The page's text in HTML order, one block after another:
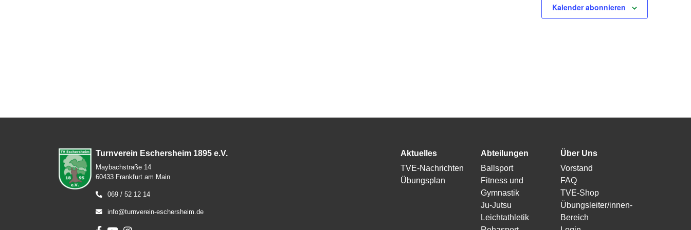
Kalender abonnieren
Turnverein Eschersheim 1895 e.V.
Maybachstraße 14
60433 Frankfurt am Main
069 / 52 12 14
info@turnverein-eschersheim.de
Aktuelles
TVE-Nachrichten
Übungsplan
Abteilungen
Ballsport
Fitness und
Gymnastik
Ju-Jutsu
Leichtathletik
Über Uns
Vorstand
FAQ
TVE-Shop
Übungsleiter/innen-
Bereich